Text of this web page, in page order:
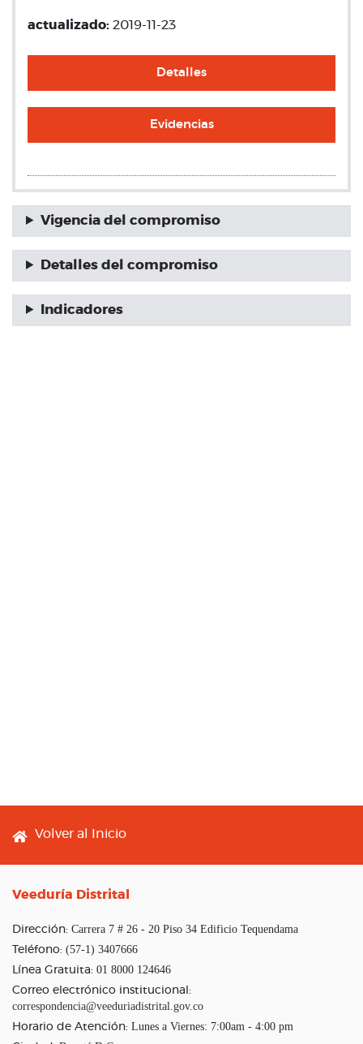
actualizado: 2019-11-23
Detalles
Evidencias
Vigencia del compromiso
Detalles del compromiso
Indicadores
Footer menu
Volver al Inicio
Veeduría Distrital
Dirección: Carrera 7 # 26 - 20 Piso 34 Edificio Tequendama
Teléfono: (57-1) 3407666
Línea Gratuita: 01 8000 124646
Correo electrónico institucional:
correspondencia@veeduriadistrital.gov.co
Horario de Atención: Lunes a Viernes: 7:00am - 4:00 pm